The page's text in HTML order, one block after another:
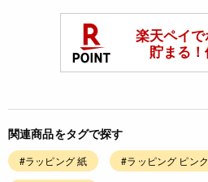
関連商品をタグで探す
#ラッピング 紙 #ラッピング ピンク